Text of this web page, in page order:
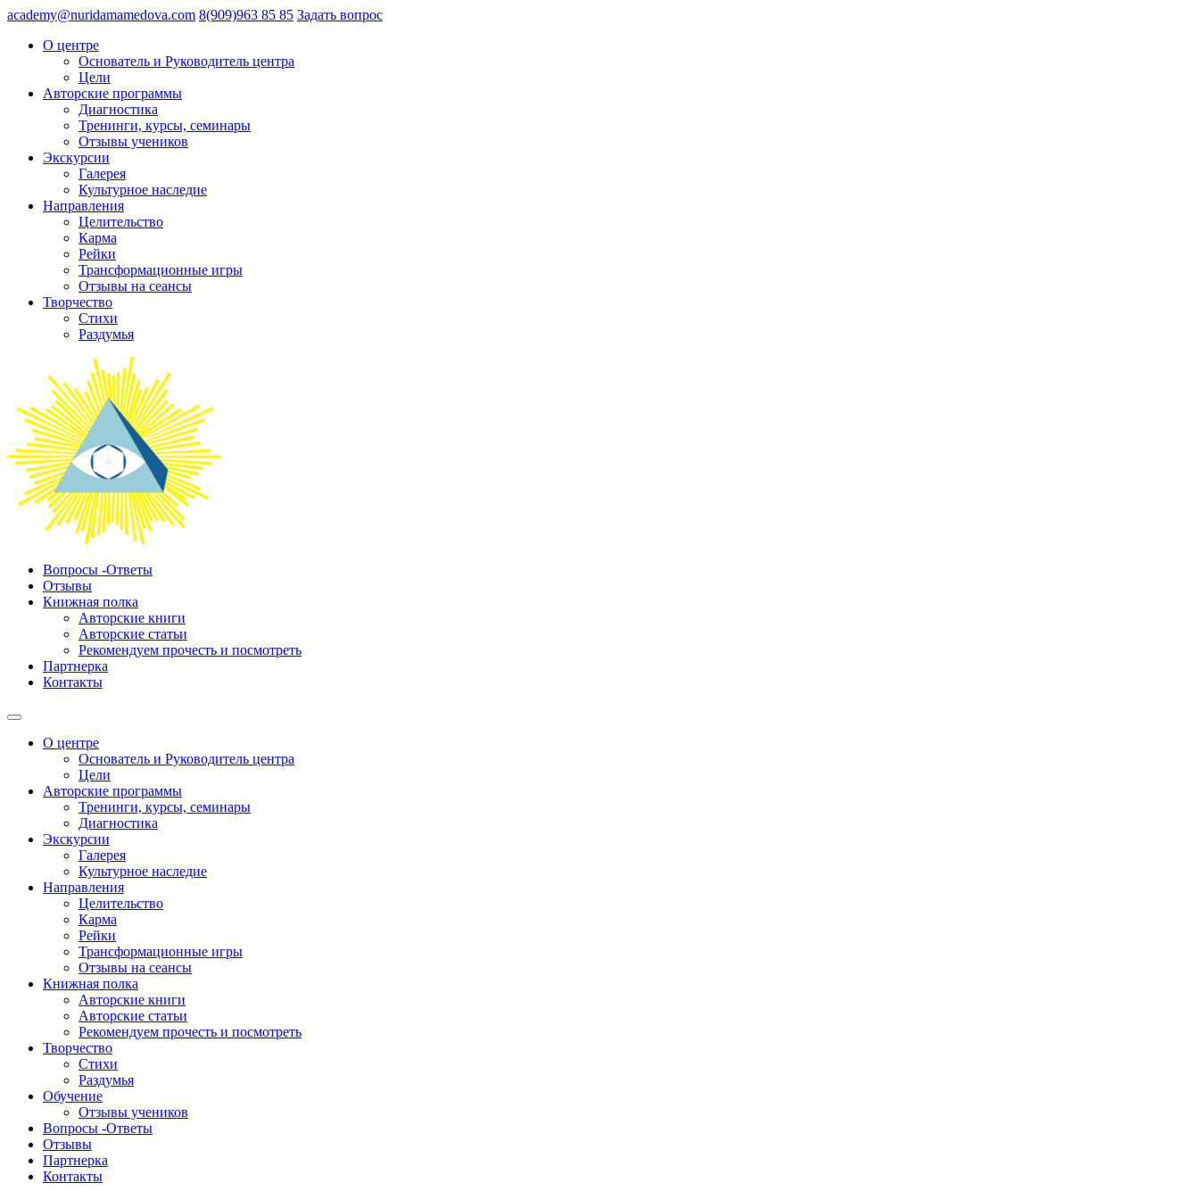
academy@nuridamamedova.com 8(909)963 85 85 Задать вопрос
О центре
Основатель и Руководитель центра
Цели
Авторские программы
Диагностика
Тренинги, курсы, семинары
Отзывы учеников
Экскурсии
Галерея
Культурное наследие
Направления
Целительство
Карма
Рейки
Трансформационные игры
Отзывы на сеансы
Творчество
Стихи
Раздумья
Вопросы -Ответы
Отзывы
Книжная полка
Авторские книги
Авторские статьи
Рекомендуем прочесть и посмотреть
Партнерка
Контакты
О центре
Основатель и Руководитель центра
Цели
Авторские программы
Тренинги, курсы, семинары
Диагностика
Экскурсии
Галерея
Культурное наследие
Направления
Целительство
Карма
Рейки
Трансформационные игры
Отзывы на сеансы
Книжная полка
Авторские книги
Авторские статьи
Рекомендуем прочесть и посмотреть
Творчество
Стихи
Раздумья
Обучение
Отзывы учеников
Вопросы -Ответы
Отзывы
Партнерка
Контакты